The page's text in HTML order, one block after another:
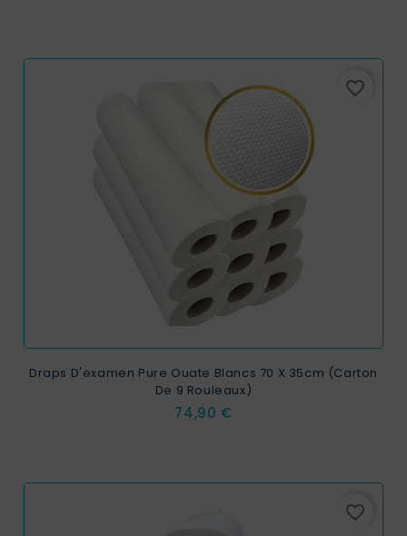
EXCLUSIVITÉ WEB !
favorite_border
Draps D'examen Pure Ouate Blancs 70 X 35cm (carton
De 9 Rouleaux)
Prix
74,90 €
favorite_border